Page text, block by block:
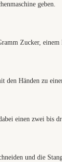
geben.
Zucker, einem
den Händen zu
einen zwei bis
und die